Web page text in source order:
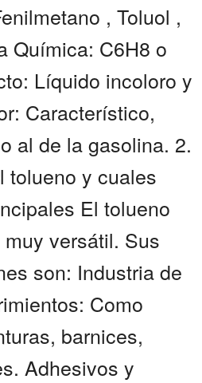
, Toluol ,
Química: C6H8 o
Líquido incoloro y
Característico,
al de la gasolina. 2.
tolueno y cuales
El tolueno
versátil. Sus
son: Industria de
Como
barnices,
Adhesivos y